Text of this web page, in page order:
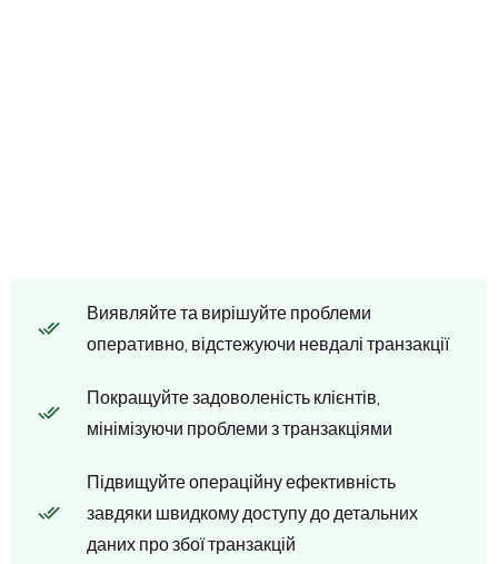
Виявляйте та вирішуйте проблеми
оперативно, відстежуючи невдалі транзакції
Покращуйте задоволеність клієнтів,
мінімізуючи проблеми з транзакціями
Підвищуйте операційну ефективність
завдяки швидкому доступу до детальних
даних про збої транзакцій